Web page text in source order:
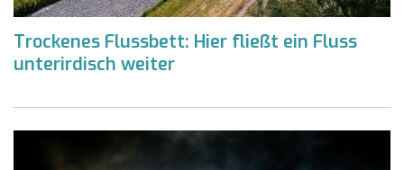
Trockenes Flussbett: Hier fließt ein Fluss
unterirdisch weiter